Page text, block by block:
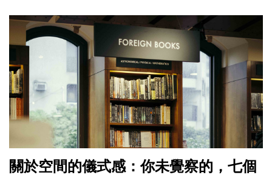
關於空間的儀式感：你未覺察的，七個